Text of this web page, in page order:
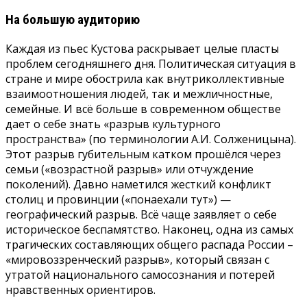
На большую аудиторию
Каждая из пьес Кустова раскрывает целые пласты
проблем сегодняшнего дня. Политическая ситуация в
стране и мире обострила как внутриколлективные
взаимоотношения людей, так и межличностные,
семейные. И всё больше в современном обществе
дает о себе знать «разрыв культурного
пространства» (по терминологии А.И. Солженицына).
Этот разрыв губительным катком прошёлся через
семьи («возрастной разрыв» или отчуждение
поколений). Давно наметился жесткий конфликт
столиц и провинции («понаехали тут») —
географический разрыв. Всё чаще заявляет о себе
историческое беспамятство. Наконец, одна из самых
трагических составляющих общего распада России –
«мировоззренческий разрыв», который связан с
утратой национального самосознания и потерей
нравственных ориентиров.